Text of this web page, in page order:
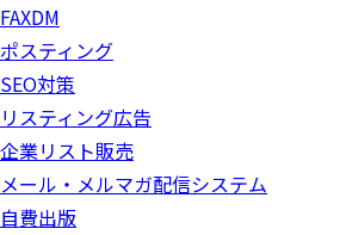
FAXDM
ポスティング
SEO対策
リスティング広告
企業リスト販売
メール・メルマガ配信システム
自費出版